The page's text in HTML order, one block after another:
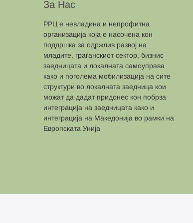
За Нас
РРЦ е невладина и непрофитна
организација која е насочена кон
поддршка за одржлив развој на
младите, граѓанскиот сектор, бизнис
заедницата и локалната самоуправа
како и поголема мобилизација на сите
структури во локалната заедница кои
можат да дадат придонес кон побрза
интеграција на заедницата како и
интеграција на Македонија во рамки на
Европската Унија